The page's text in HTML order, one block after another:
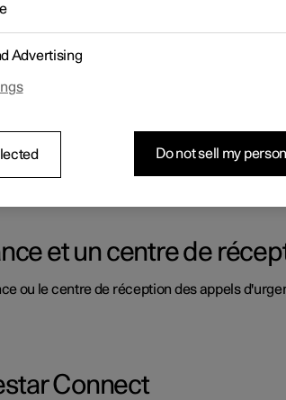
préparatifs sont nécessaires.
Connect
en cas de crevaison, de panne du
et un centre de
ou le centre de réception des appels
Connect
Advertising
Do not sell my